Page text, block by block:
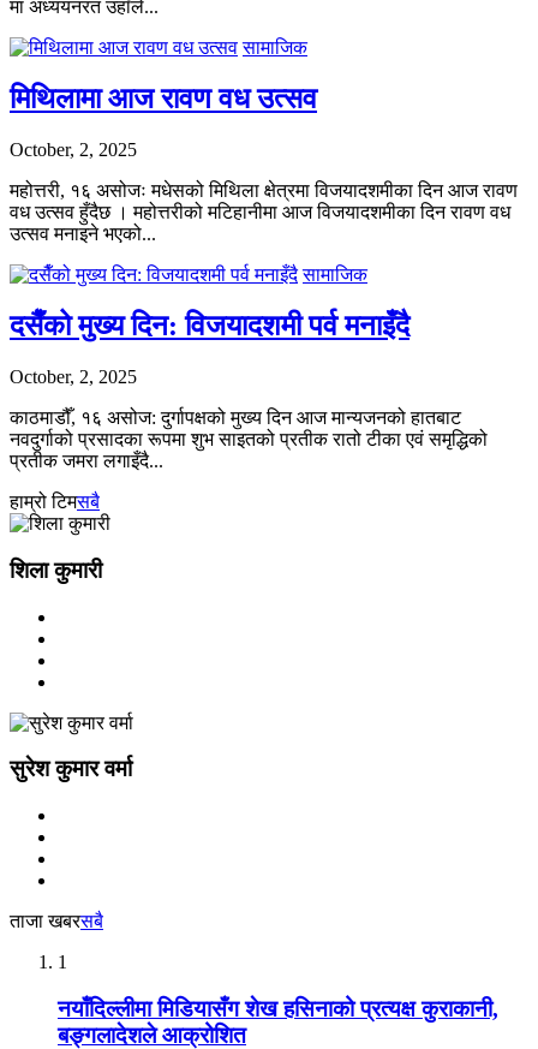
मा अध्ययनरत उहाँले...
सामाजिक
मिथिलामा आज रावण वध उत्सव
October, 2, 2025
महोत्तरी, १६ असोजः मधेसको मिथिला क्षेत्रमा विजयादशमीका दिन आज रावण
वध उत्सव हुँदैछ । महोत्तरीको मटिहानीमा आज विजयादशमीका दिन रावण वध
उत्सव मनाइने भएको...
सामाजिक
दसैँको मुख्य दिन: विजयादशमी पर्व मनाइँदै
October, 2, 2025
काठमाडौँ, १६ असोज: दुर्गापक्षको मुख्य दिन आज मान्यजनको हातबाट
नवदुर्गाको प्रसादका रूपमा शुभ साइतको प्रतीक रातो टीका एवं समृद्धिको
प्रतीक जमरा लगाइँदै...
हाम्रो टिमसबै
शिला कुमारी
सुरेश कुमार वर्मा
ताजा खबरसबै
1
नयाँदिल्लीमा मिडियासँग शेख हसिनाको प्रत्यक्ष कुराकानी,
बङ्गलादेशले आक्रोशित